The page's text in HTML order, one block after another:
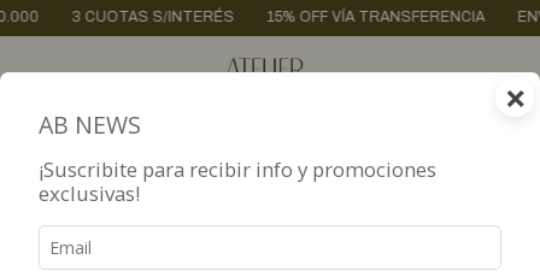
S/INTERÉS 15% OFF VÍA TRANSFERENCIA ENVÍOS A TODO EL
×
AB NEWS
¡Suscribite para recibir info y promociones
exclusivas!